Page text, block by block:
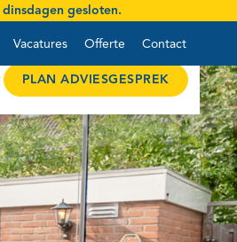
dinsdagen gesloten.
Vacatures Offerte Contact
PLAN ADVIESGESPREK